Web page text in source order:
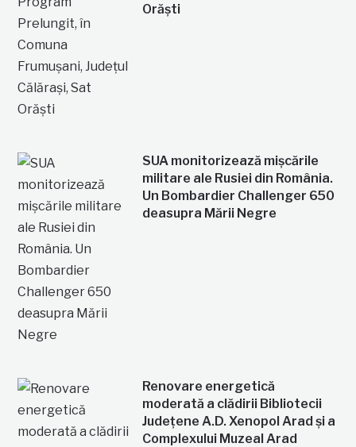
Orăști
SUA monitorizează mișcările
militare ale Rusiei din România.
Un Bombardier Challenger 650
deasupra Mării Negre
Renovare energetică
moderată a clădirii Bibliotecii
Județene A.D. Xenopol Arad și a
Complexului Muzeal Arad